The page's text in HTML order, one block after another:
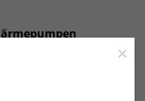
Close